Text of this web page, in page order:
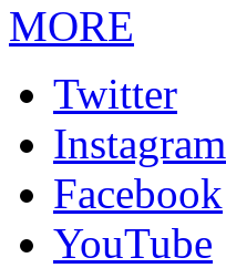
MORE
Twitter
Instagram
Facebook
YouTube